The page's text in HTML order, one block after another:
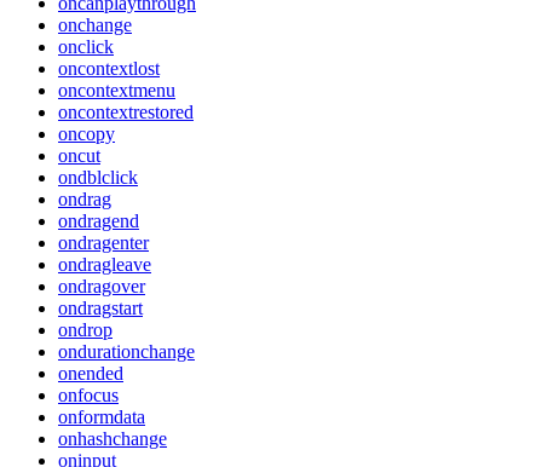
onchange
onclick
oncontextlost
oncontextmenu
oncontextrestored
oncopy
oncut
ondblclick
ondrag
ondragend
ondragenter
ondragleave
ondragover
ondragstart
ondrop
ondurationchange
onended
onfocus
onformdata
onhashchange
oninput